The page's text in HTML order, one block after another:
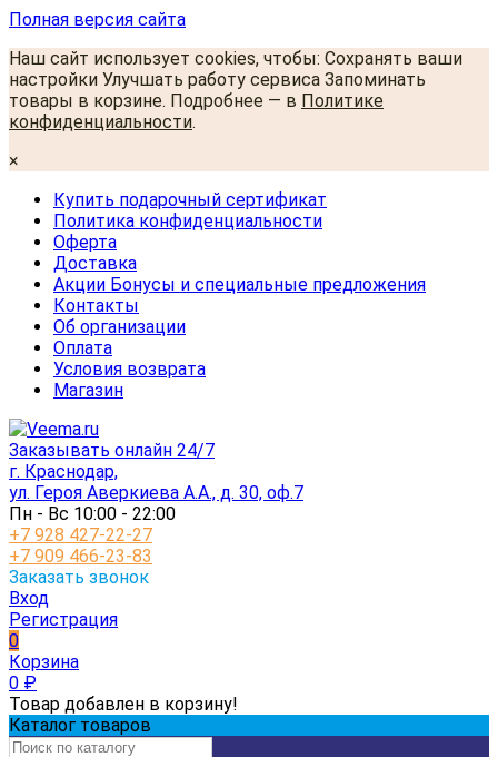
Полная версия сайта
Наш сайт использует cookies, чтобы: Сохранять ваши
настройки Улучшать работу сервиса Запоминать
товары в корзине. Подробнее — в Политике
конфиденциальности.
×
Купить подарочный сертификат
Политика конфиденциальности
Оферта
Доставка
Акции Бонусы и специальные предложения
Контакты
Об организации
Оплата
Условия возврата
Магазин
Заказывать онлайн 24/7
г. Краснодар,
ул. Героя Аверкиева А.А., д. 30, оф.7
Пн - Вс 10:00 - 22:00
+7 928 427-22-27
+7 909 466-23-83
Заказать звонок
Вход
Регистрация
0
Корзина
0 ₽
Товар добавлен в корзину!
Каталог товаров